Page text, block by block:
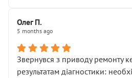
Олег П.
5 months ago
Звернувся з приводу ремонту
результатам діагностики: